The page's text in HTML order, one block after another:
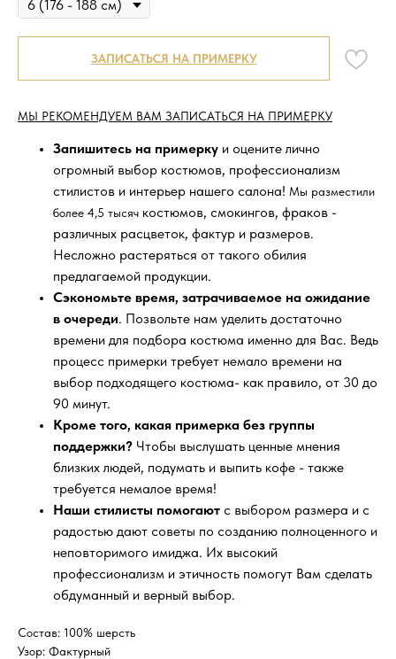
ЗАПИСАТЬСЯ НА ПРИМЕРКУ
МЫ РЕКОМЕНДУЕМ ВАМ ЗАПИСАТЬСЯ НА ПРИМЕРКУ
Запишитесь на примерку и оцените лично
огромный выбор костюмов, профессионализм
стилистов и интерьер нашего салона! Мы разместили
более 4,5 тысяч костюмов, смокингов, фраков -
различных расцветок, фактур и размеров.
Несложно растеряться от такого обилия
предлагаемой продукции.
Сэкономьте время, затрачиваемое на ожидание
в очереди. Позвольте нам уделить достаточно
времени для подбора костюма именно для Вас. Ведь
процесс примерки требует немало времени на
выбор подходящего костюма- как правило, от 30 до
90 минут.
Кроме того, какая примерка без группы
поддержки? Чтобы выслушать ценные мнения
близких людей, подумать и выпить кофе - также
требуется немалое время!
Наши стилисты помогают с выбором размера и с
радостью дают советы по созданию полноценного и
неповторимого имиджа. Их высокий
профессионализм и этичность помогут Вам сделать
обдуманный и верный выбор.
Состав: 100% шерсть
Узор: Фактурный